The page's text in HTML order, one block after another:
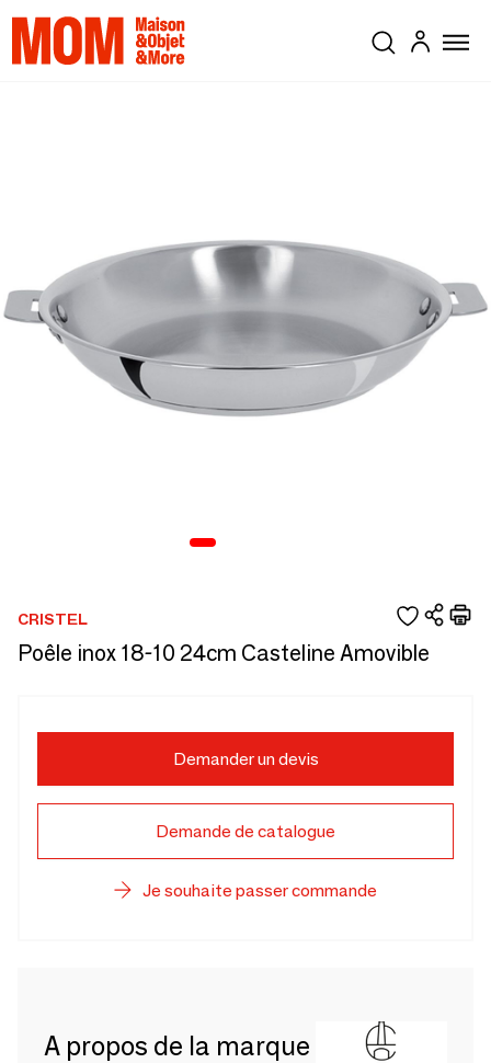
CRISTEL
Poêle inox 18-10 24cm Casteline Amovible
Demander un devis
Demande de catalogue
Je souhaite passer commande
A propos de la marque